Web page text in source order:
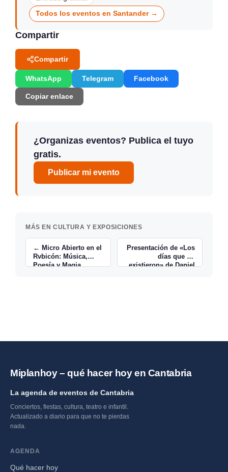
Todos los eventos en Santander →
Compartir
Compartir
WhatsApp Telegram Facebook
Copiar enlace
¿Organizas eventos? Publica el tuyo
gratis.
Publicar mi evento
MÁS EN CULTURA Y EXPOSICIONES
← Micro Abierto en el
Rvbicón: Música,
Poesía y Magia
Presentación de «Los
días que no
existieron» de Daniel
Miplanhoy – qué hacer hoy en Cantabria
La agenda de eventos de Cantabria
Conciertos, fiestas, cultura, teatro e infantil.
Actualizado a diario para que no te pierdas
nada.
AGENDA
Qué hacer hoy